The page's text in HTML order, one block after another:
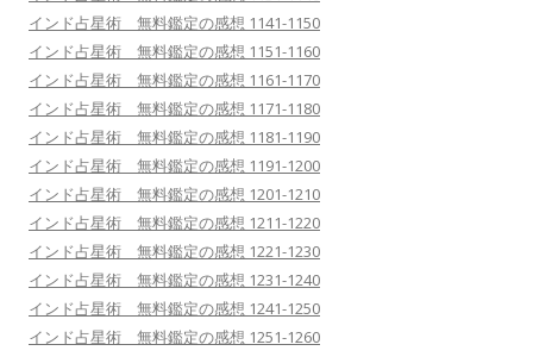
インド占星術 無料鑑定の感想 1141-1150
インド占星術 無料鑑定の感想 1151-1160
インド占星術 無料鑑定の感想 1161-1170
インド占星術 無料鑑定の感想 1171-1180
インド占星術 無料鑑定の感想 1181-1190
インド占星術 無料鑑定の感想 1191-1200
インド占星術 無料鑑定の感想 1201-1210
インド占星術 無料鑑定の感想 1211-1220
インド占星術 無料鑑定の感想 1221-1230
インド占星術 無料鑑定の感想 1231-1240
インド占星術 無料鑑定の感想 1241-1250
インド占星術 無料鑑定の感想 1251-1260